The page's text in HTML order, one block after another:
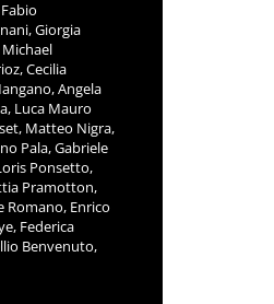
Giorgia
Cecilia
Angela
Luca Mauro
Matteo Nigra,
Pala, Gabriele
Ponsetto,
Pramotton,
Romano, Enrico
Federica
Benvenuto,